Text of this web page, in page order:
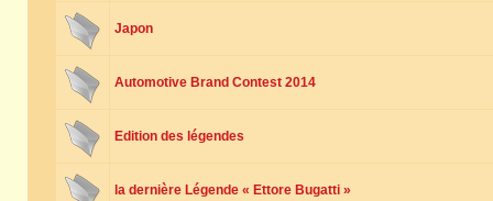
Japon
Automotive Brand Contest 2014
Edition des légendes
la dernière Légende « Ettore Bugatti »